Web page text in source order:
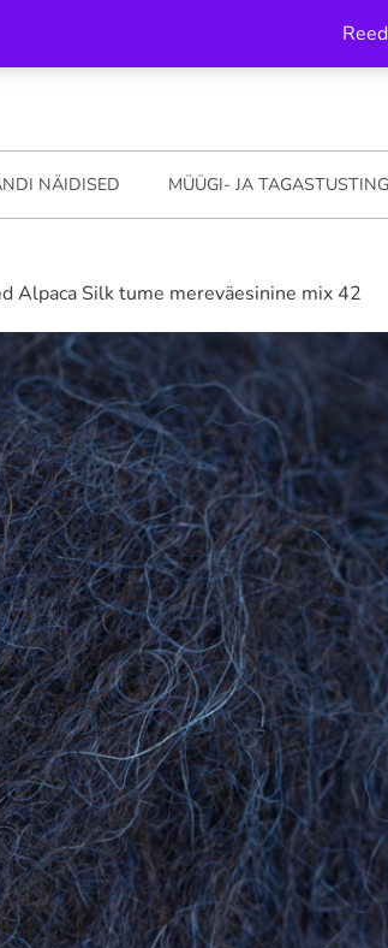
Pood: Ilmatsalu, tn 5, Tartu /
NÄIDISED MÜÜGI- JA
Alpaca Silk tume mereväesinine mix 42